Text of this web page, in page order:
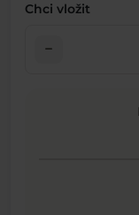
Chci vložit
check_indeterminate_small